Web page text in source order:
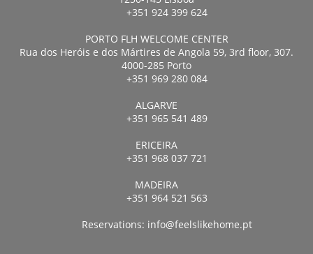
+351 924 399 624
PORTO FLH WELCOME CENTER
Rua dos Heróis e dos Mártires de Angola 59, 3rd floor, 307.
4000-285 Porto
+351 969 280 084
ALGARVE
+351 965 541 489
ERICEIRA
+351 968 037 721
MADEIRA
+351 964 521 563
Reservations: info@feelslikehome.pt